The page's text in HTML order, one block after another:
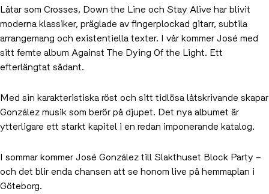
Party!
Låtar som Crosses, Down the Line och Stay Alive har blivit
moderna klassiker, präglade av fingerplockad gitarr, subtila
arrangemang och existentiella texter. I vår kommer José med
sitt femte album Against The Dying Of the Light. Ett
efterlängtat sådant.
Med sin karakteristiska röst och sitt tidlösa låtskrivande skapar
González musik som berör på djupet. Det nya albumet är
ytterligare ett starkt kapitel i en redan imponerande katalog.
I sommar kommer José González till Slakthuset Block Party –
och det blir enda chansen att se honom live på hemmaplan i
Göteborg.